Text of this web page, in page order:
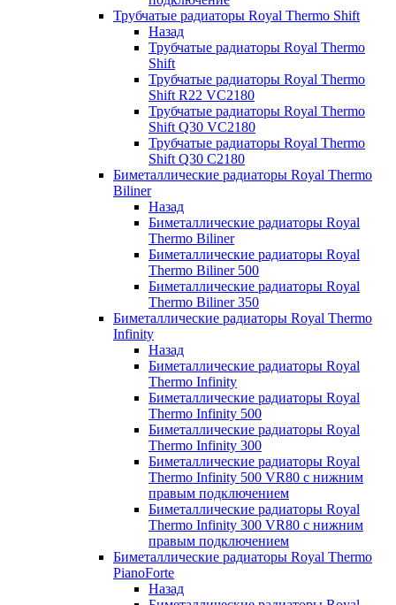
Трубчатые радиаторы Royal Thermo Shift
Назад
Трубчатые радиаторы Royal Thermo
Shift
Трубчатые радиаторы Royal Thermo
Shift R22 VC2180
Трубчатые радиаторы Royal Thermo
Shift Q30 VC2180
Трубчатые радиаторы Royal Thermo
Shift Q30 C2180
Биметаллические радиаторы Royal Thermo
Biliner
Назад
Биметаллические радиаторы Royal
Thermo Biliner
Биметаллические радиаторы Royal
Thermo Biliner 500
Биметаллические радиаторы Royal
Thermo Biliner 350
Биметаллические радиаторы Royal Thermo
Infinity
Назад
Биметаллические радиаторы Royal
Thermo Infinity
Биметаллические радиаторы Royal
Thermo Infinity 500
Биметаллические радиаторы Royal
Thermo Infinity 300
Биметаллические радиаторы Royal
Thermo Infinity 500 VR80 с нижним
правым подключением
Биметаллические радиаторы Royal
Thermo Infinity 300 VR80 с нижним
правым подключением
Биметаллические радиаторы Royal Thermo
PianoForte
Назад